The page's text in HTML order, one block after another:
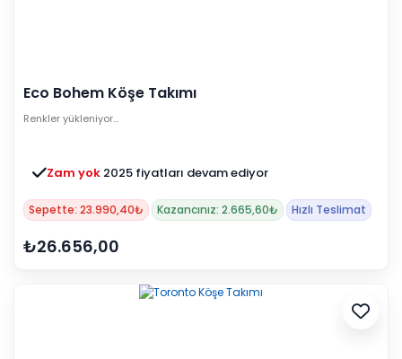
Eco Bohem Köşe Takımı
Renkler yükleniyor…
Zam yok 2025 fiyatları devam ediyor
Sepette: 23.990,40₺ Kazancınız: 2.665,60₺ Hızlı Teslimat
₺26.656,00